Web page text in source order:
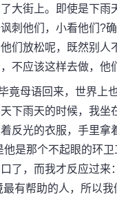
大街上。即使是下
刺他们，小看他们?
们放松呢，既然别
不应该这样去做，他
母语回来，世界上
下雨天的时候，我
反光的衣服，手里
是那个不起眼的环
了，而我才反应过
有帮助的人，所以我